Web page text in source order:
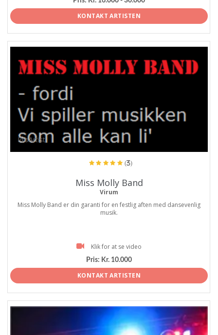
KONTAKT ARTISTEN
ProArtist
(3)
Miss Molly Band
Virum
Miss Molly Band er din garanti for en festlig aften med dansevenlig
musik.
Klik for at se video
Pris: Kr. 10.000
KONTAKT ARTISTEN